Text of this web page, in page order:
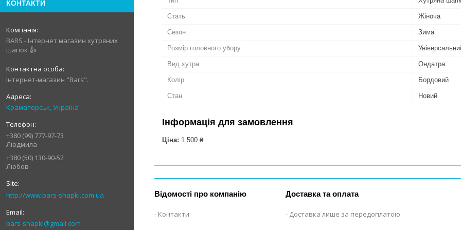
КОНТАКТИ
BARS - Інтернет магазин хутряних
шапок 👍
Інтернет-магазин "Bars".
Краматорськ, Україна
+380 (99) 777-97-73
Людмила
+380 (50) 130-90-52
Любов
http://www.bars-shapki.com.ua
bars-shapki@gmail.com
Стать Жіноча
Сезон Зима
Розмір головного убору
Вид хутра Ондатра
Колір Бордовий
Стан Новий
Інформація для замовлення
Ціна: 1 500 ₴
Відомості про компанію
Контакти
Доставка та оплата
Доставка лише за передоплатою